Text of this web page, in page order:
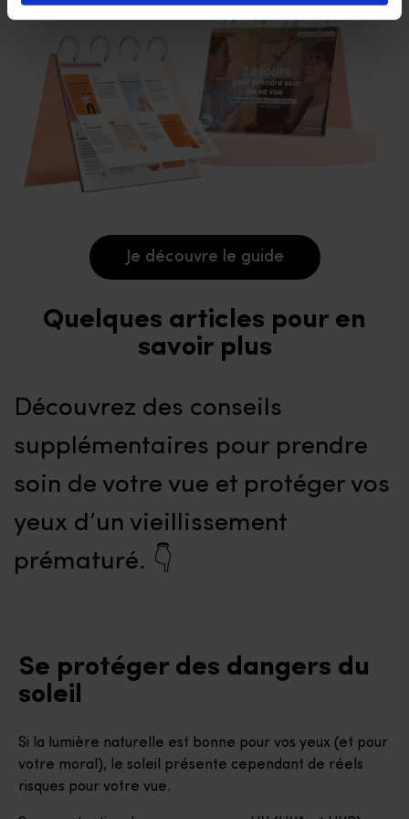
Je découvre le guide
Quelques articles pour en
savoir plus
Découvrez des conseils
supplémentaires pour prendre
soin de votre vue et protéger vos
yeux d’un vieillissement
prématuré. 👇
Se protéger des dangers du
soleil
Si la lumière naturelle est bonne pour vos yeux (et pour
votre moral), le soleil présente cependant de réels
risques pour votre vue.